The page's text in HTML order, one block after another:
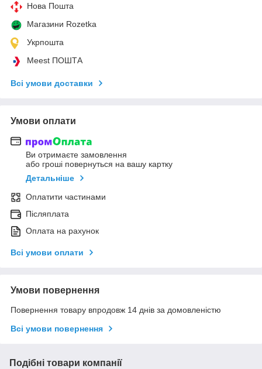
Нова Пошта
Магазини Rozetka
Укрпошта
Meest ПОШТА
Всі умови доставки
Умови оплати
Ви отримаєте замовлення
або гроші повернуться на вашу картку
Детальніше
Оплатити частинами
Післяплата
Оплата на рахунок
Всі умови оплати
Умови повернення
Повернення товару впродовж 14 днів за домовленістю
Всі умови повернення
Подібні товари компанії